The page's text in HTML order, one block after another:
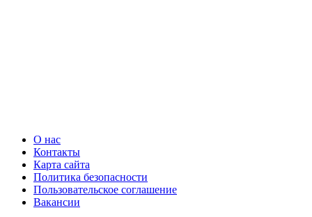
О нас
Контакты
Карта сайта
Политика безопасности
Пользовательское соглашение
Вакансии